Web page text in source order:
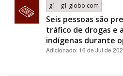
g1 - g1.globo.com
Seis pessoas são
tráfico de drogas e
indígenas durante
Adicionado: 16 de Jul de